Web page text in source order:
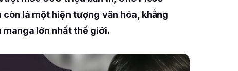
là một hiện tượng văn hóa, khẳng
lớn nhất thế giới.